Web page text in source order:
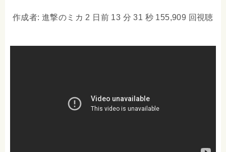
作成者: 進撃のミカ 2 日前 13 分 31 秒 155,909 回視聴